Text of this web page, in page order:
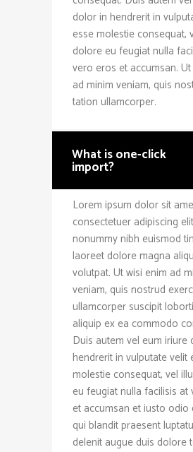
dolor in hendrerit in
esse molestie consequat,
dolore eu feugiat nulla
vero eros et accumsan.
ad minim veniam, quis
tation ullamcorper.
What is one-click
import?
Lorem ipsum dolor sit
consectetuer adipiscing
nonummy nibh euismod
laoreet dolore magna
volutpat. Ut wisi enim ad
veniam, quis nostrud
ullamcorper suscipit
aliquip ex ea commodo
Duis autem vel eum iriure
hendrerit in vulputate velit
molestie consequat, vel
eu feugiat nulla facilisis at
et accumsan et iusto odio
qui blandit praesent
delenit augue duis dolore